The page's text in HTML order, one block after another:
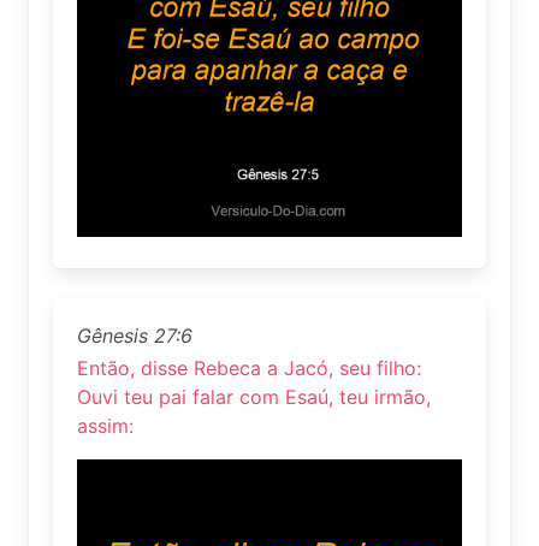
Gênesis 27:6
Então, disse Rebeca a Jacó, seu filho:
Ouvi teu pai falar com Esaú, teu irmão,
assim: